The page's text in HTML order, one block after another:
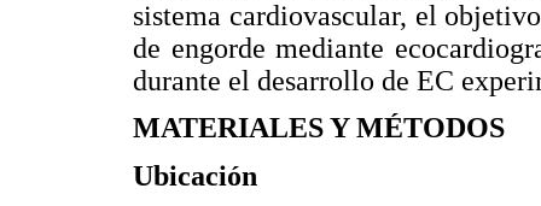
sistema cardiovascular, el
de engorde mediante
durante el desarrollo de EC
MATERIALES Y MÉTODOS
Ubicación